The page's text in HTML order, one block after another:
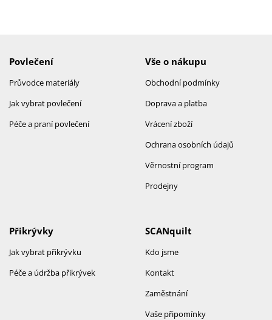
Povlečení
Průvodce materiály
Jak vybrat povlečení
Péče a praní povlečení
Vše o nákupu
Obchodní podmínky
Doprava a platba
Vrácení zboží
Ochrana osobních údajů
Věrnostní program
Prodejny
SCANquilt
Kdo jsme
Kontakt
Zaměstnání
Vaše připomínky
Přikrývky
Jak vybrat přikrývku
Péče a údržba přikrývek